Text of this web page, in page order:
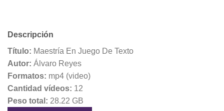
era:
$29.00.$9.99.
Descripción
Título: Maestría En Juego De Texto
Autor: Álvaro Reyes
Formatos: mp4 (video)
Cantidad vídeos: 12
Peso total: 28.22 GB